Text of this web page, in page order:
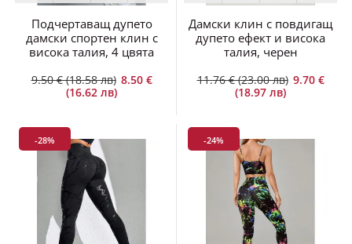
Подчертаващ дупето
дамски спортен клин с
висока талия, 4 цвята
9.50 € (18.58 лв) 8.50 €
(16.62 лв)
Дамски клин с повдигащ
дупето ефект и висока
талия, черен
11.76 € (23.00 лв) 9.70 €
(18.97 лв)
-28% -24%